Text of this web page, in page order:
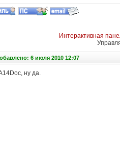
Интерактивная
6 июля 2010 12:07
ну да.